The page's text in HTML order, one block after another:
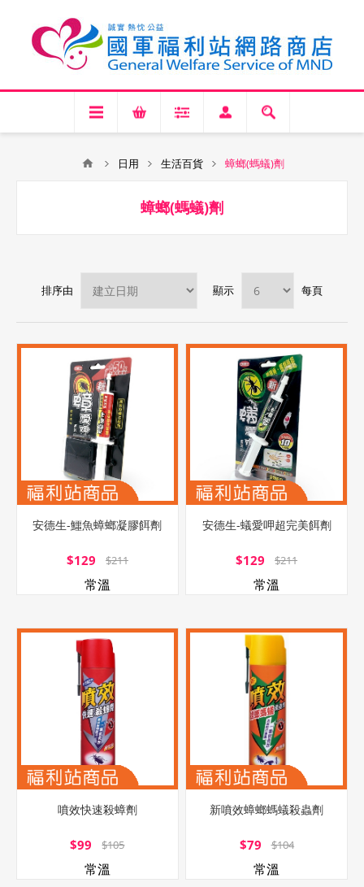
日用 生活百貨 蟑螂(螞蟻)劑
蟑螂(螞蟻)劑
排序由 顯示 每頁
安德生-鱷魚蟑螂凝膠餌劑
$129 $211
常溫
安德生-蟻愛呷超完美餌劑
$129 $211
常溫
噴效快速殺蟑劑
$99 $105
常溫
新噴效蟑螂螞蟻殺蟲劑
$79 $104
常溫